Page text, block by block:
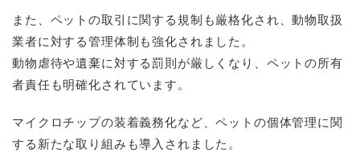
また、ペットの取引に関する規制も厳格化され、動物取扱
業者に対する管理体制も強化されました。
動物虐待や遺棄に対する罰則が厳しくなり、ペットの所有
者責任も明確化されています。
マイクロチップの装着義務化など、ペットの個体管理に関
する新たな取り組みも導入されました。